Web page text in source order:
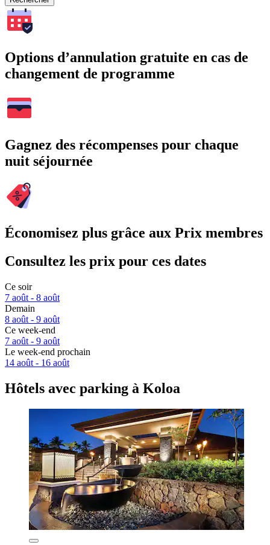
Options d’annulation gratuite en cas de
changement de programme
Gagnez des récompenses pour chaque
nuit séjournée
Économisez plus grâce aux Prix membres
Consultez les prix pour ces dates
Ce soir
7 août - 8 août
Demain
8 août - 9 août
Ce week-end
7 août - 9 août
Le week-end prochain
14 août - 16 août
Hôtels avec parking à Koloa